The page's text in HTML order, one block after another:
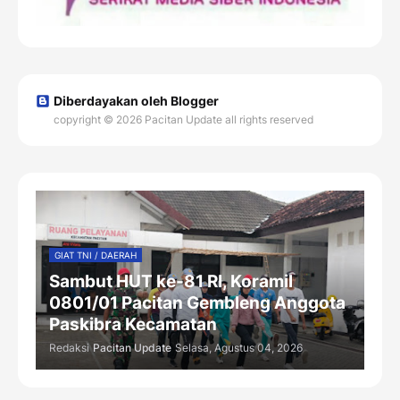
Diberdayakan oleh Blogger
copyright © 2026 Pacitan Update all rights reserved
GIAT TNI / DAERAH
Sambut HUT ke-81 RI, Koramil
0801/01 Pacitan Gembleng Anggota
Paskibra Kecamatan
Redaksi Pacitan Update Selasa, Agustus 04, 2026